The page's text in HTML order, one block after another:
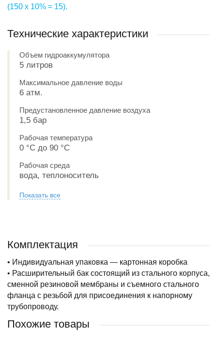
(150 х 10% = 15).
Технические характеристики
Объем гидроаккумулятора
5 литров
Максимальное давление воды
6 атм.
Предустановленное давление воздуха
1,5 бар
Рабочая температура
0 °С до 90 °С
Рабочая среда
вода, теплоноситель
Показать все
Комплектация
• Индивидуальная упаковка — картонная коробка
• Расширительный бак состоящий из стального корпуса,
сменной резиновой мембраны и съемного стального
фланца с резьбой для присоединения к напорному
трубопроводу.
Похожие товары